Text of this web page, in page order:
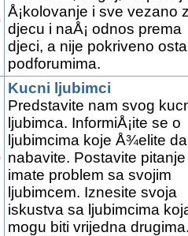
Å¡kolovanje i sve vezano
djecu i naÅ¡ odnos prema
djeci, a nije pokriveno
podforumima.
Kucni ljubimci
Predstavite nam svog
ljubimca. InformiÅ¡ite se o
ljubimcima koje Å¾elite da
nabavite. Postavite
imate problem sa svojim
ljubimcem. Iznesite svoja
iskustva sa ljubimcima
mogu biti vrijedna